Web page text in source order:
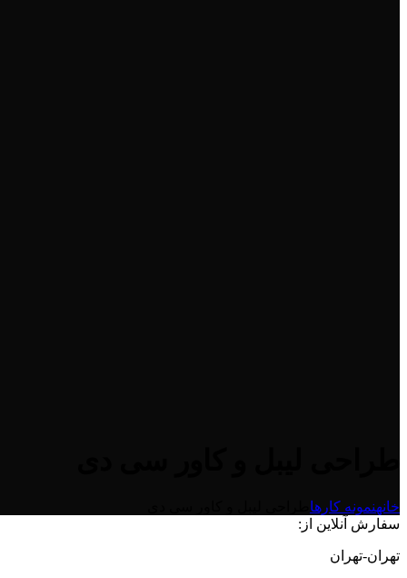
خانهنمونه کارها
سفارش آنلاین از:
تهران-تهران